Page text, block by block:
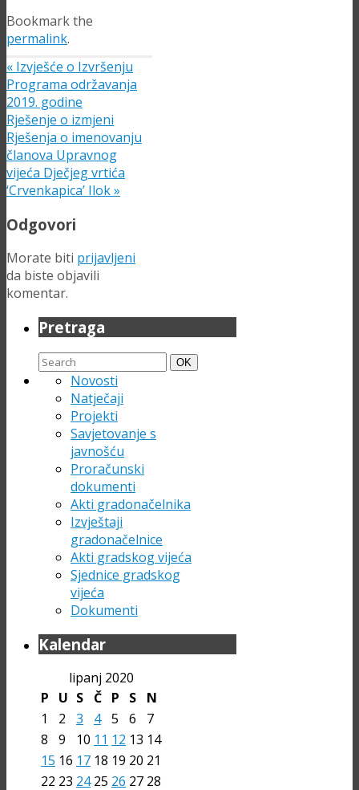
Bookmark the
permalink.
« Izvješće o Izvršenju
Programa održavanja
2019. godine
Rješenje o izmjeni
Rješenja o imenovanju
članova Upravnog
vijeća Dječjeg vrtića
‘Crvenkapica’ Ilok»
Odgovori
Morate biti prijavljeni
da biste objavili
komentar.
Pretraga
Search
for:
Search
OK
Novosti
Natječaji
Projekti
Savjetovanje s
javnošću
Proračunski
dokumenti
Akti gradonačelnika
Izvještaji
gradonačelnice
Akti gradskog vijeća
Sjednice gradskog
vijeća
Dokumenti
Kalendar
lipanj 2020
P
U S Č P S
N
1
2 3 4 5 6
7
8
9 10 11 12 13 14
15 16 17 18 19 20 21
22 23 24 25 26 27 28